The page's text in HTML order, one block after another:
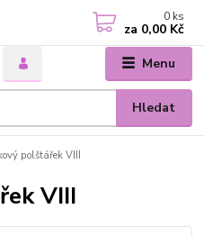
Menu
Hledat
0 ks
za 0,00 Kč
polštářek VIII
VIII